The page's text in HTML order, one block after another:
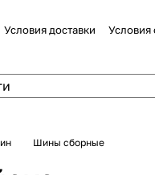
Условия доставки Условия
Шины сборные